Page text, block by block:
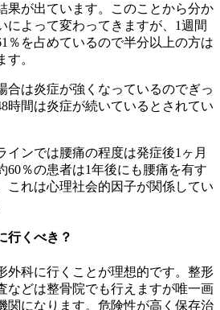
果が出ています。このことから分か
によって変わってきますが、1週間
％を占めているので半分以上の方は
。
合は炎症が強くなっているのでぎっ
時間は炎症が続いているとされてい
インでは腰痛の程度は発症後1ヶ月
60％の患者は1年後にも腰痛を有す
これは心理社会的因子が関係してい
行くべき？
外科に行くことが理想的です。整形
などは整骨院でも行えますが唯一画
関になります。危険性が高く保存治